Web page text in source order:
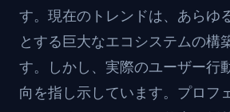
す。現在のトレンドは、あらゆ
とする巨大なエコシステムの構
す。しかし、実際のユーザー行
向を指し示しています。プロフ